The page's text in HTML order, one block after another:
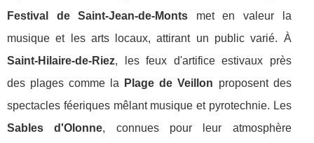
Festival de Saint-Jean-de-Monts met en valeur la
musique et les arts locaux, attirant un public varié. À
Saint-Hilaire-de-Riez, les feux d'artifice estivaux près
des plages comme la
Plage de Veillon proposent des
spectacles féeriques mêlant musique et pyrotechnie. Les
Sables d'Olonne, connues pour leur atmosphère